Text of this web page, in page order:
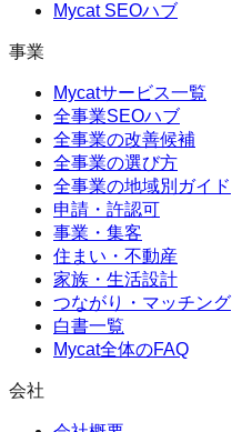
Mycat SEOハブ
事業
Mycatサービス一覧
全事業SEOハブ
全事業の改善候補
全事業の選び方
全事業の地域別ガイド
申請・許認可
事業・集客
住まい・不動産
家族・生活設計
つながり・マッチング
白書一覧
Mycat全体のFAQ
会社